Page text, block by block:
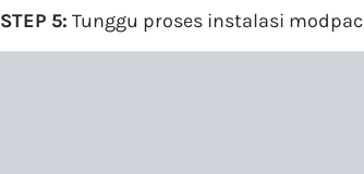
STEP 5: Tunggu proses instalasi